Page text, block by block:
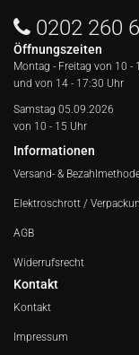
0202 260
Öffnungszeiten
Montag - Freitag von 10 -
und von 14 - 17:30 Uhr
Samstag 05.09.2026
von 10 - 15 Uhr
Informationen
Versand- &
Elektroschrott /
AGB
Widerrufsrecht
Kontakt
Kontakt
Impressum